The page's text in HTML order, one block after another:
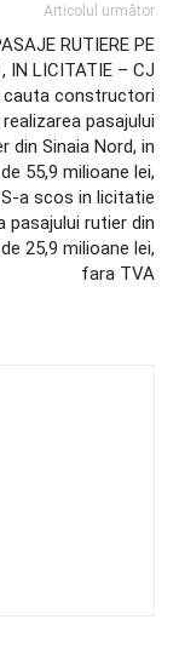
Articolul următor
RUTIERE PE
IN LICITATIE – CJ
cauta constructori
pasajului
din Sinaia Nord, in
55,9 milioane lei,
a scos in licitatie
pasajului rutier din
25,9 milioane lei,
fara TVA